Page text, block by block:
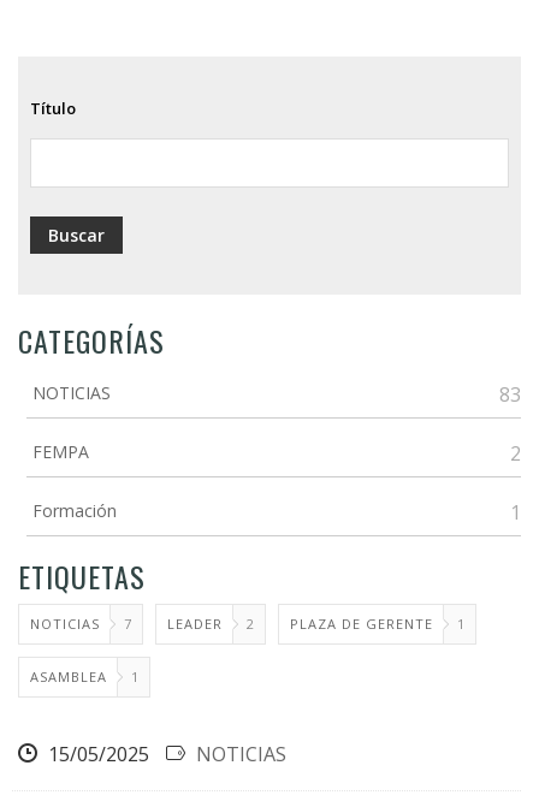
Título
CATEGORÍAS
NOTICIAS 83
FEMPA 2
Formación 1
ETIQUETAS
NOTICIAS 7 LEADER 2 PLAZA DE GERENTE 1
ASAMBLEA 1
15/05/2025 NOTICIAS